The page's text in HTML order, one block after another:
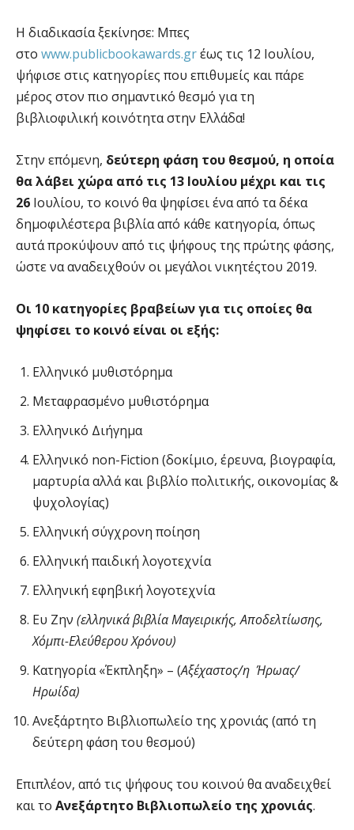
Η διαδικασία ξεκίνησε: Μπες
στο www.publicbookawards.grέως τις 12 Ιουλίου,
ψήφισε στις κατηγορίες που επιθυμείς και πάρε
μέρος στον πιο σημαντικό θεσμό για τη
βιβλιοφιλική κοινότητα στην Ελλάδα!
Στην επόμενη, δεύτερη φάση του θεσμού, η οποία
θα λάβει χώρα από τις 13 Ιουλίου μέχρι και τις
26 Ιουλίου, το κοινό θα ψηφίσει ένα από τα δέκα
δημοφιλέστερα βιβλία από κάθε κατηγορία, όπως
αυτά προκύψουν από τις ψήφους της πρώτης φάσης,
ώστε να αναδειχθούν οι μεγάλοι νικητέςτου 2019.
Οι 10 κατηγορίες βραβείων για τις οποίες θα
ψηφίσει το κοινό είναι οι εξής:
Ελληνικό μυθιστόρημα
Μεταφρασμένο μυθιστόρημα
Ελληνικό Διήγημα
Ελληνικό non-Fiction (δοκίμιο, έρευνα, βιογραφία,
μαρτυρία αλλά και βιβλίο πολιτικής, οικονομίας &
ψυχολογίας)
Ελληνική σύγχρονη ποίηση
Ελληνική παιδική λογοτεχνία
Ελληνική εφηβική λογοτεχνία
Ευ Ζην (ελληνικά βιβλία Μαγειρικής, Αποδελτίωσης,
Χόμπι-Ελεύθερου Χρόνου)
Κατηγορία «Έκπληξη» – (Αξέχαστος/η Ήρωας/
Ηρωίδα)
Ανεξάρτητο Βιβλιοπωλείο της χρονιάς (από τη
δεύτερη φάση του θεσμού)
Επιπλέον, από τις ψήφους του κοινού θα αναδειχθεί
και το Ανεξάρτητο Βιβλιοπωλείο της χρονιάς.